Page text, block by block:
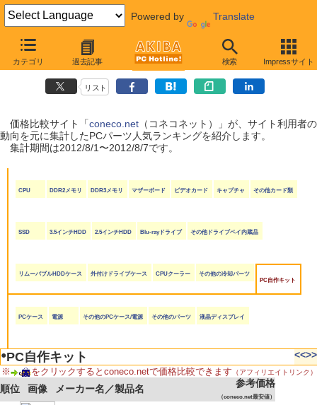
Powered by Translate
カテゴリ 過去記事 検索 Impressサイト
coneco.net人気ランキング（PCパーツ編）
（2012/8/1〜2012/8/7）
リスト
価格比較サイト「coneco.net（コネコネット）」が、サイト利用者の
動向を元に集計したPCパーツ人気ランキングを紹介します。
集計期間は2012/8/1〜2012/8/7です。
CPU DDR2メモリ DDR3メモリ マザーボード ビデオカード キャプチャ その他カード類
SSD 3.5インチHDD 2.5インチHDD Blu-rayドライブ その他ドライブベイ内蔵品
リムーバブルHDDケース 外付けドライブケース CPUクーラー
その他の冷却パーツ
PC自作キット
PCケース 電源 その他のPCケース/電源 その他のパーツ 液晶ディスプレイ
●PC自作キット <<>>
※ をクリックするとconeco.netで価格比較できます （アフィリエイトリンク）
順位 画像 メーカー名／製品名 参考価格
（coneco.net最安値）